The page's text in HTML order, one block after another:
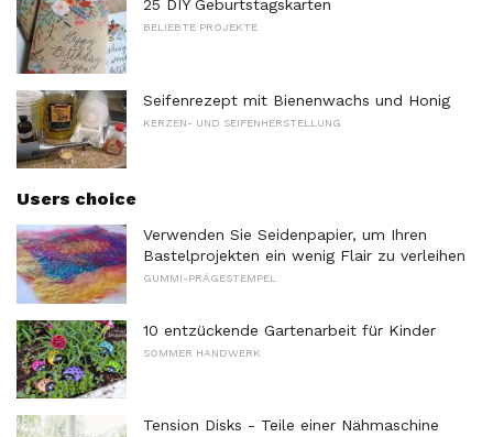
25 DIY Geburtstagskarten
BELIEBTE PROJEKTE
Seifenrezept mit Bienenwachs und Honig
KERZEN- UND SEIFENHERSTELLUNG
Users choice
Verwenden Sie Seidenpapier, um Ihren
Bastelprojekten ein wenig Flair zu verleihen
GUMMI-PRÄGESTEMPEL
10 entzückende Gartenarbeit für Kinder
SOMMER HANDWERK
Tension Disks - Teile einer Nähmaschine